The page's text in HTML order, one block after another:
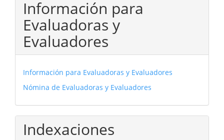
Información para
Evaluadoras y
Evaluadores
Información para Evaluadoras y Evaluadores
Nómina de Evaluadoras y Evaluadores
Indexaciones